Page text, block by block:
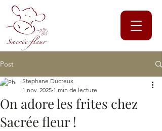
Post
On adore les frites chez
Sacrée fleur !
Stephane Ducreux
1 nov. 2025 1 min de lecture